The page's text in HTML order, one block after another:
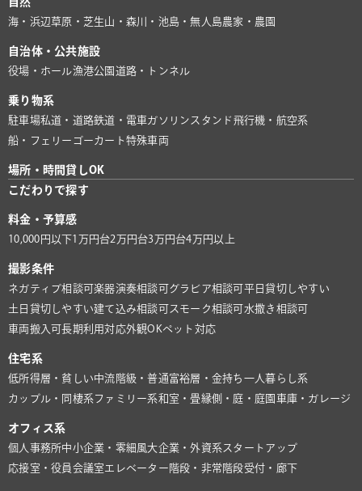
海・浜辺 草原・芝生山・森川・池島・無人島農家・農園
自治体・公共施設
役場・ホール漁港公園 道路・トンネル
乗り物系
駐車場私道・道路鉄道・電車 ガソリンスタンド 飛行機・航空系
船・フェリー ゴーカート特殊車両
場所・時間貸しOK
こだわりで探す
料金・予算感
10,000円以下1万円台2万円台3万円台4万円以上
撮影条件
ネガティブ相談可楽器演奏相談可 グラビア相談可 平日貸切しやすい
土日貸切しやすい建て込み相談可 スモーク相談可 水撒き相談可
車両搬入可長期利用対応外観OKペット対応
住宅系
低所得層・貧しい中流階級・普通富裕層・金持ち 一人暮らし系
カップル・同棲系ファミリー系和室・畳縁側・庭・庭園 車庫・ガレージ
オフィス系
個人事務所中小企業・零細風大企業・外資系スタートアップ
応接室・役員会議室 エレベーター 階段・非常階段受付・廊下